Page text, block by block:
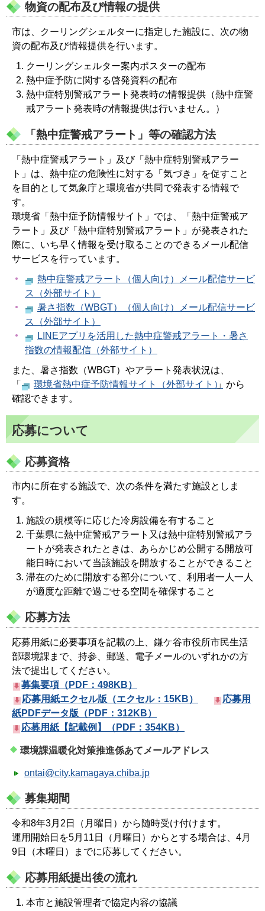
物資の配布及び情報の提供
市は、クーリングシェルターに指定した施設に、次の物
資の配布及び情報提供を行います。
クーリングシェルター案内ポスターの配布
熱中症予防に関する啓発資料の配布
熱中症特別警戒アラート発表時の情報提供（熱中症警
戒アラート発表時の情報提供は行いません。）
「熱中症警戒アラート」等の確認方法
「熱中症警戒アラート」及び「熱中症特別警戒アラー
ト」は、熱中症の危険性に対する「気づき」を促すこと
を目的として気象庁と環境省が共同で発表する情報で
す。
環境省「熱中症予防情報サイト」では、「熱中症警戒ア
ラート」及び「熱中症特別警戒アラート」が発表された
際に、いち早く情報を受け取ることのできるメール配信
サービスを行っています。
熱中症警戒アラート（個人向け）メール配信サービ
ス（外部サイト）
暑さ指数（WBGT）（個人向け）メール配信サービ
ス（外部サイト）
LINEアプリを活用した熱中症警戒アラート・暑さ
指数の情報配信（外部サイト）
また、暑さ指数（WBGT）やアラート発表状況は、
「
環境省熱中症予防情報サイト（外部サイト）」から
確認できます。
応募について
応募資格
市内に所在する施設で、次の条件を満たす施設としま
す。
施設の規模等に応じた冷房設備を有すること
千葉県に熱中症警戒アラート又は熱中症特別警戒アラ
ートが発表されたときは、あらかじめ公開する開放可
能日時において当該施設を開放することができること
滞在のために開放する部分について、利用者一人一人
が適度な距離で過ごせる空間を確保すること
応募方法
応募用紙に必要事項を記載の上、鎌ケ谷市役所市民生活
部環境課まで、持参、郵送、電子メールのいずれかの方
法で提出してください。
募集要項（PDF：498KB）
応募用紙エクセル版（エクセル：15KB）
応募用
紙PDFデータ版（PDF：312KB）
応募用紙【記載例】（PDF：354KB）
環境課温暖化対策推進係あてメールアドレス
ontai@city.kamagaya.chiba.jp
募集期間
令和8年3月2日（月曜日）から随時受け付けます。
運用開始日を5月11日（月曜日）からとする場合は、4月
9日（木曜日）までに応募してください。
応募用紙提出後の流れ
本市と施設管理者で協定内容の協議